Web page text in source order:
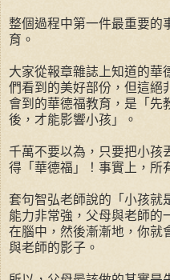
整個過程中第一件最重要的
育。
大家從報章雜誌上知道的華
們看到的美好部份，但這絕
會到的華德福教育，是「先
後，才能影響小孩」。
千萬不要以為，只要把小孩
得「華德福」！事實上，所
套句智弘老師說的「小孩就
能力非常強，父母與老師的
在腦中，然後漸漸地，你就
與老師的影子。